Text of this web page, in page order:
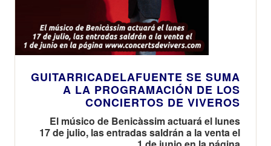
GUITARRICADELAFUENTE SE SUMA
A LA PROGRAMACIÓN DE LOS
CONCIERTOS DE VIVEROS
El músico de Benicàssim actuará el lunes
17 de julio, las entradas saldrán a la venta el